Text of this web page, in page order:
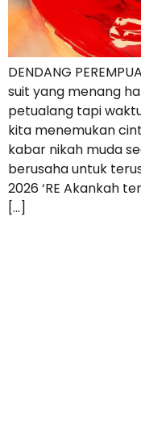
DENDANG
suit yang menang
petualang tapi
kita menemukan
kabar nikah muda
berusaha untuk
2026 ‘RE Akankah
[…]